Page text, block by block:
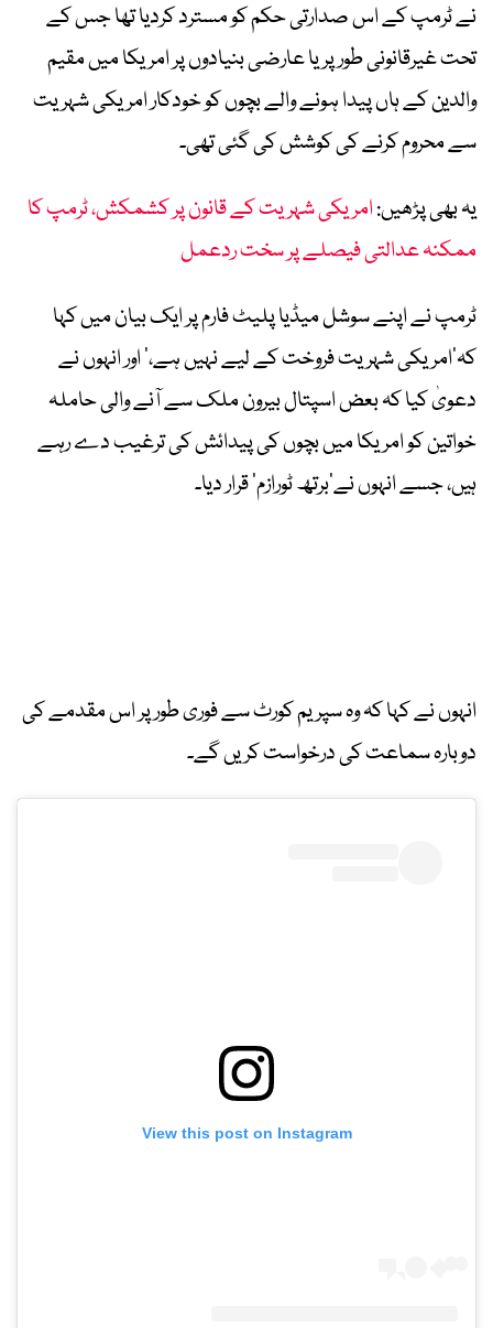
نے ٹرمپ کے اس صدارتی حکم کو مسترد کردیا تھا جس کے
تحت غیرقانونی طور پر یا عارضی بنیادوں پر امریکا میں مقیم
والدین کے ہاں پیدا ہونے والے بچوں کو خودکار امریکی شہریت
سے محروم کرنے کی کوشش کی گئی تھی۔
یہ بھی پڑھیں:امریکی شہریت کے قانون پر کشمکش، ٹرمپ کا
ممکنہ عدالتی فیصلے پر سخت ردعمل
ٹرمپ نے اپنے سوشل میڈیا پلیٹ فارم پر ایک بیان میں کہا
کہ’امریکی شہریت فروخت کے لیے نہیں ہے،‘ اور انہوں نے
دعویٰ کیا کہ بعض اسپتال بیرون ملک سے آنے والی حاملہ
خواتین کو امریکا میں بچوں کی پیدائش کی ترغیب دے رہے
ہیں، جسے انہوں نے’برتھ ٹورازم‘ قرار دیا۔
انہوں نے کہا کہ وہ سپریم کورٹ سے فوری طور پر اس مقدمے کی
دوبارہ سماعت کی درخواست کریں گے۔
View this post on Instagram